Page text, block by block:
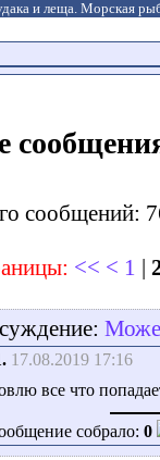
и леща. Морская
сообщений:
<< < 1 |
17.08.2019 17:16
все что
собрало: 0